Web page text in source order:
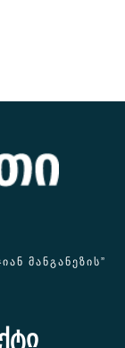
ᲛᲐᲜᲒᲐᲜᲔᲖᲘᲡ”